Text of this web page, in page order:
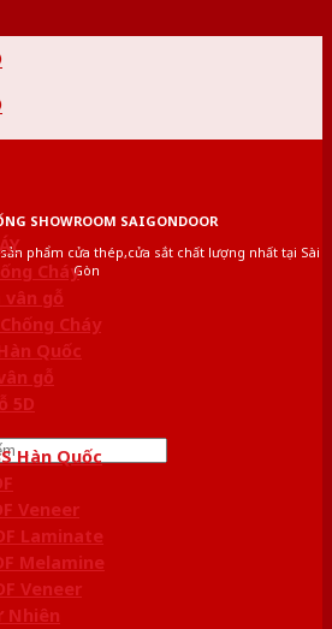
SHOWROOM SAIGONDOOR
phẩm cửa thép,cửa sắt chất lượng nhất tại Sài
Gòn
Cháy
vân gỗ
Cháy
Quốc
gỗ
5D
Hàn Quốc
Veneer
Laminate
Melamine
Veneer
Nhiên